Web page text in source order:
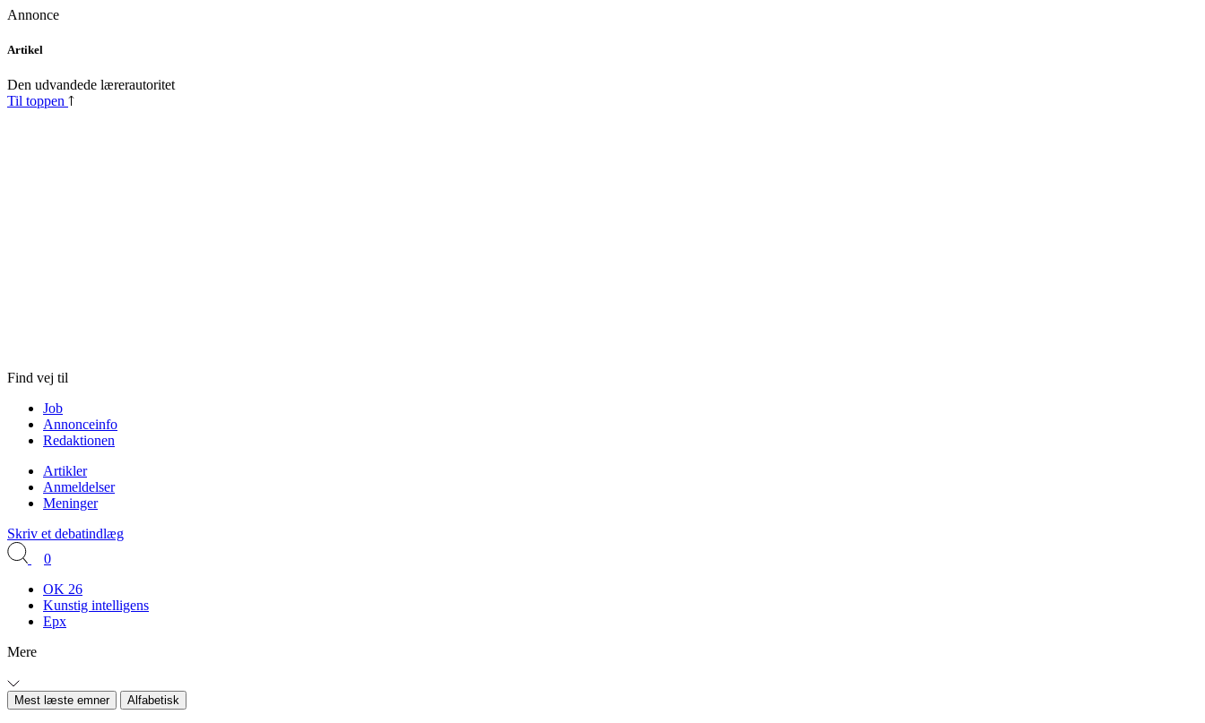
Annonce
Skip
content
Artikel
Den udvandede lærerautoritet
Til toppen
Find vej til
Job
Annonceinfo
Redaktionen
Artikler
Anmeldelser
Meninger
Skriv et debatindlæg
0
OK 26
Kunstig intelligens
Epx
Mere
Mest læste emner Alfabetisk